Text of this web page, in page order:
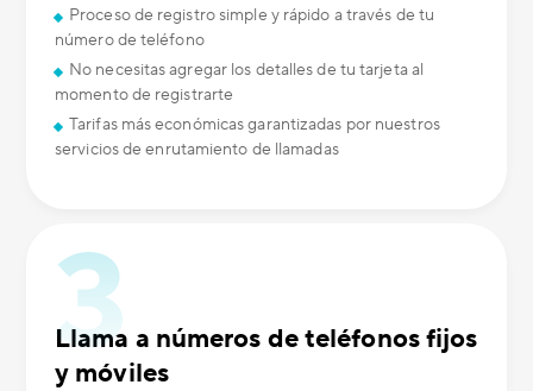
Proceso de registro simple y rápido a través de tu
número de teléfono
No necesitas agregar los detalles de tu tarjeta al
momento de registrarte
Tarifas más económicas garantizadas por nuestros
servicios de enrutamiento de llamadas
Llama a números de teléfonos fijos
y móviles